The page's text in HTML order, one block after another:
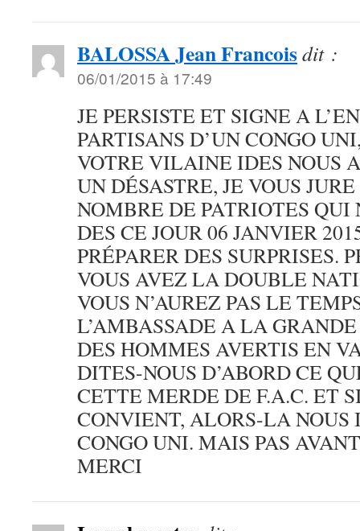
BALOSSA Jean Francoisdit :
06/01/2015 à 17:49
JE PERSISTE ET SIGNE A
PARTISANS D’UN CONGO
VOTRE VILAINE IDES NOUS
UN DÉSASTRE, JE VOUS
NOMBRE DE PATRIOTES QUI
DES CE JOUR 06 JANVIER
PRÉPARER DES SURPRISES.
VOUS AVEZ LA DOUBLE
VOUS N’AUREZ PAS LE
L’AMBASSADE A LA GRANDE
DES HOMMES AVERTIS EN
DITES-NOUS D’ABORD CE
CETTE MERDE DE F.A.C. ET
CONVIENT, ALORS-LA NOUS
CONGO UNI. MAIS PAS
MERCI